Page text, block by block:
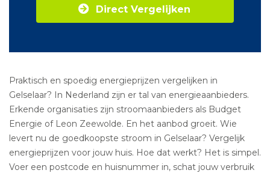
Direct Vergelijken
Praktisch en spoedig energieprijzen vergelijken in
Gelselaar? In Nederland zijn er tal van energieaanbieders.
Erkende organisaties zijn stroomaanbieders als Budget
Energie of Leon Zeewolde. En het aanbod groeit. Wie
levert nu de goedkoopste stroom in Gelselaar? Vergelijk
energieprijzen voor jouw huis. Hoe dat werkt? Het is simpel.
Voer een postcode en huisnummer in, schat jouw verbruik